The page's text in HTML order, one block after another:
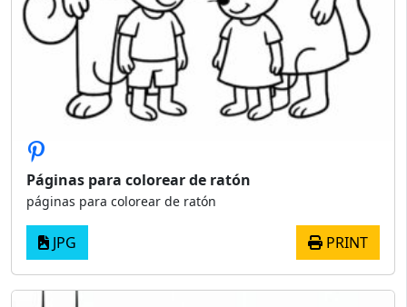
Páginas para colorear de ratón
páginas para colorear de ratón
JPG PRINT